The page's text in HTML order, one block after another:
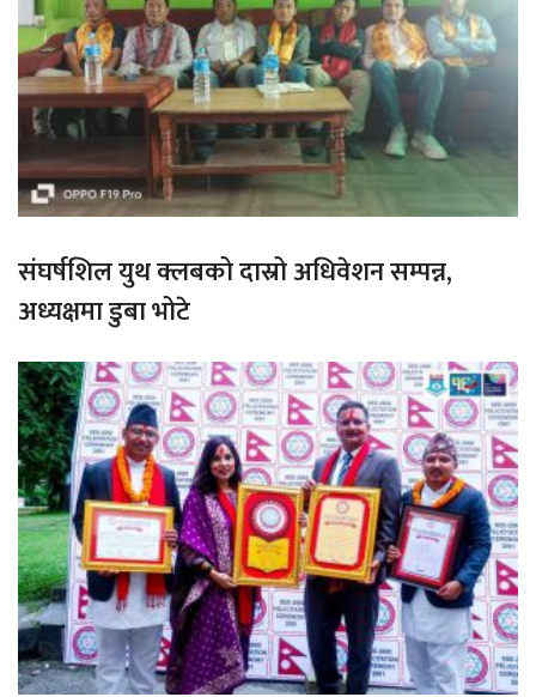
संघर्षशिल युथ क्लबको दास्रो अधिवेशन सम्पन्न,
अध्यक्षमा डुबा भोटे